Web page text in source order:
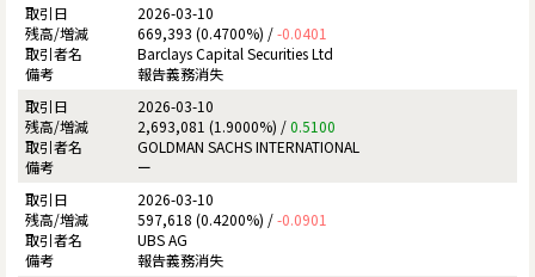
2026-03-10
669,393 (0.4700%) /-0.0401
Barclays Capital Securities Ltd
報告義務消失
2026-03-10
2,693,081 (1.9000%) /0.5100
GOLDMAN SACHS INTERNATIONAL
ー
2026-03-10
597,618 (0.4200%) /-0.0901
UBS AG
報告義務消失